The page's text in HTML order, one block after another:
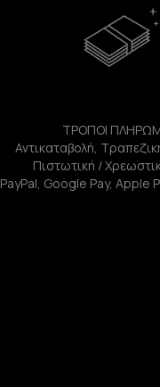
ΤΡΟΠΟΙ
Αντικαταβολή,
Πιστωτική /
PayPal, Google Pay, Apple